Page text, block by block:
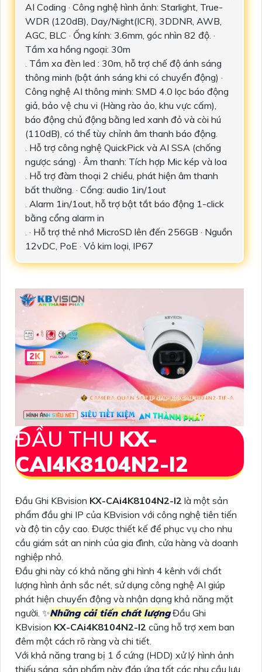
AI Coding · Công nghệ hình ảnh: Starlight, True-
WDR (120dB), Day/Night(ICR), 3DDNR, AWB,
AGC, BLC · Ống kính: 3.6mm, góc nhìn 82 độ. ·
Tầm xa hồng ngoại: 30m
. Tầm xa đèn led : 30m, hỗ trợ chế độ ánh sáng
thông minh (bật ánh sáng khi có chuyển động) ·
Công nghệ AI thông minh: SMD 4.0 lọc báo động
giả, bảo vệ chu vi (Hàng rào ảo, khu vực cấm),
báo động chủ động bằng led xanh đỏ và còi hú
(110dB), có thể tùy chỉnh âm thanh báo động.
. Hỗ trợ công nghệ QuickPick và AI SSA (chống
ngược sáng) · Âm thanh: Tích hợp Mic kép và loa
. Hỗ trợ đàm thoại 2 chiều, phát hiện âm thanh
bất thường. · Cổng: audio 1in/1out
. Alarm 1in/1out, hỗ trợ bật tắt báo động 1-click
bằng cổng alarm in
. · Hỗ trợ thẻ nhớ MicroSD lên đến 256GB · Nguồn
12vDC, PoE · Vỏ kim loại, IP67
ĐẦU THU KX-
CAI4K8104N2-I2
Đầu Ghi KBvision KX-CAi4K8104N2-I2 là một sản
phẩm đầu ghi IP của KBvision với công nghệ tiên tiến
và độ tin cậy cao. Được thiết kế để phục vụ cho nhu
cầu giám sát an ninh của gia đình, cửa hàng và doanh
nghiệp nhỏ.
Đầu ghi này có khả năng ghi hình 4 kênh với chất
lượng hình ảnh sắc nét, sử dụng công nghệ AI giúp
phát hiện chuyển động và nhận dạng khả năng mặt
người. ✨Những cải tiến chất lượngĐầu Ghi
KBvision KX-CAi4K8104N2-I2 cũng hỗ trợ xem ban
đêm một cách rõ ràng và chi tiết.
Với khả năng trang bị 1 ổ cứng (HDD) xử lý hình ảnh
thiếu sáng, sản phẩm này đáp ứng tốt các nhu cầu lưu